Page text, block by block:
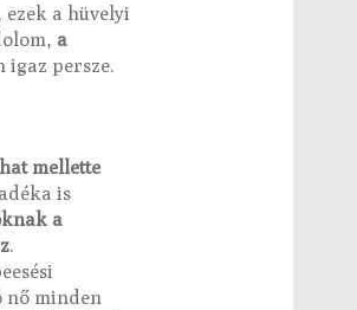
a hüvelyi
a
igaz persze.
mellette
is
a
.
nő minden